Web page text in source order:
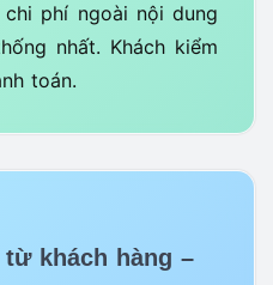
phí ngoài nội dung
nhất. Khách kiểm
toán.
khách hàng –